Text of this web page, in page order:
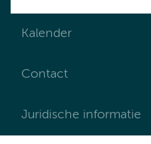
Kalender
Contact
Juridische informatie